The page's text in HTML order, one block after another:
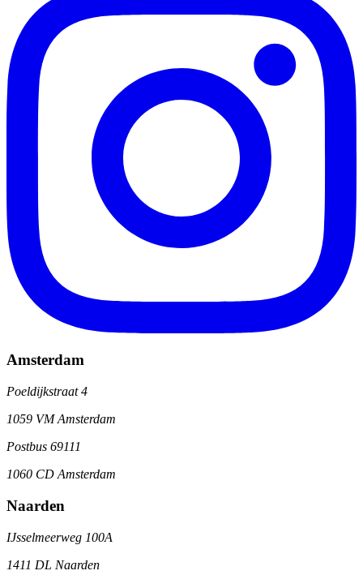
Amsterdam
Poeldijkstraat 4
1059 VM Amsterdam
Postbus 69111
1060 CD Amsterdam
Naarden
IJsselmeerweg 100A
1411 DL Naarden